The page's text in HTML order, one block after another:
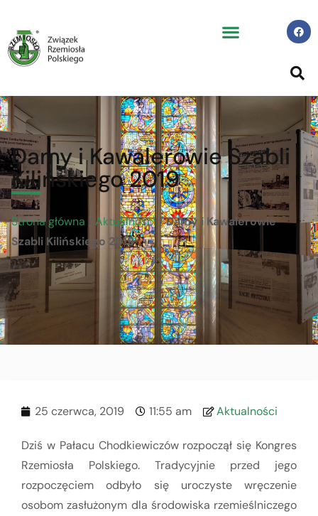
Damy i Kawalerowie Szabli
Kilińskiego 2019
Strona główna / Aktualności/Damy i Kawalerowie
Szabli Kilińskiego 2019
25 czerwca, 2019 11:55 am Aktualności
Dziś w Pałacu Chodkiewiczów rozpoczął się Kongres
Rzemiosła Polskiego. Tradycyjnie przed jego
rozpoczęciem odbyło się uroczyste wręczenie
osobom zasłużonym dla środowiska rzemieślniczego